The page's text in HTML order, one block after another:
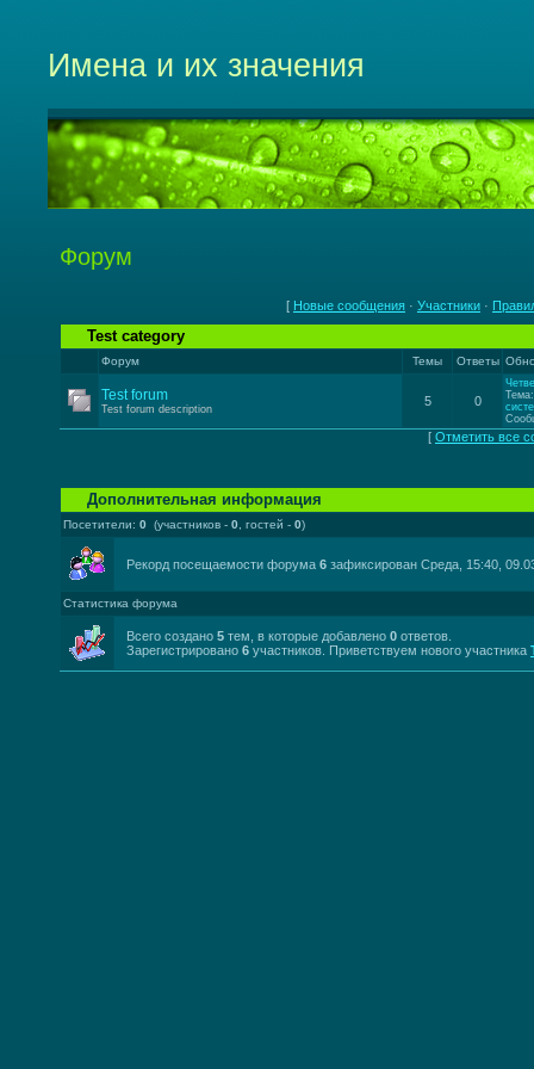
Имена и их значения
Форум
[ Новые сообщения · Участники ·
Test category
Форум Темы Ответы
Test forum
Test forum description
5 0
[ Отметить все
Дополнительная информация
Посетители: 0 (участников - 0 , гостей - 0)
Рекорд посещаемости форума 6 зафиксирован Среда, 15:40,
Статистика форума
Всего создано 5 тем, в которые добавлено 0 ответов.
Зарегистрировано 6 участников. Приветствуем нового участника